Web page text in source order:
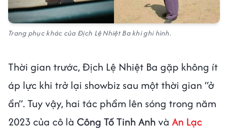
Trang phục khác của Địch Lệ Nhiệt Ba khi ghi hình.
Thời gian trước, Địch Lệ Nhiệt Ba gặp không ít
áp lực khi trở lại showbiz sau một thời gian “ở
ẩn”. Tuy vậy, hai tác phẩm lên sóng trong năm
2023 của cô là Công Tố Tinh Anh và An Lạc